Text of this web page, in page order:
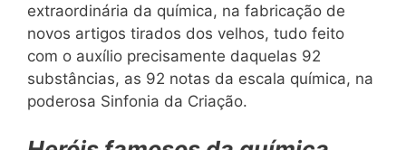
extraordinária da química, na fabricação de
novos artigos tirados dos velhos, tudo feito
com o auxílio precisamente daquelas 92
substâncias, as 92 notas da escala química, na
poderosa Sinfonia da Criação.